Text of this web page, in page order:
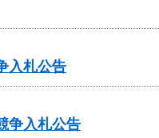
入札公告
争入札公告